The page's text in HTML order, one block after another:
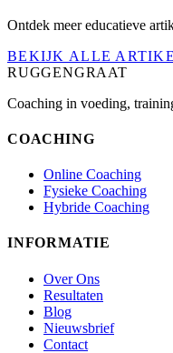
Ontdek meer educatieve
BEKIJK ALLE
RUGGENGRAAT
Coaching in voeding,
COACHING
Online Coaching
Fysieke Coaching
Hybride Coaching
INFORMATIE
Over Ons
Resultaten
Blog
Nieuwsbrief
Contact